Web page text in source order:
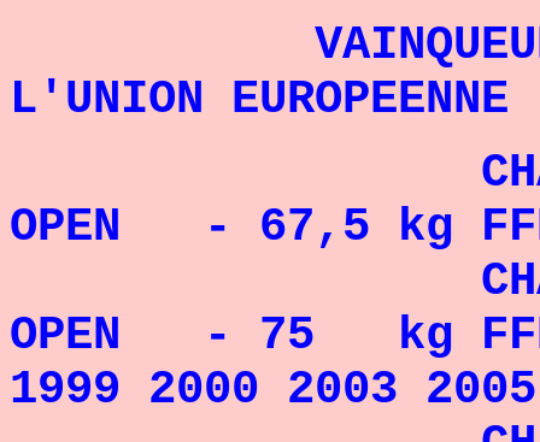
VAINQUEUR
L'UNION
OPEN - 67,5 kg
CHAMPION
OPEN - 75 kg
1999 2000 2003